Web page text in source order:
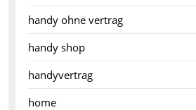
handy ohne vertrag
handy shop
handyvertrag
home